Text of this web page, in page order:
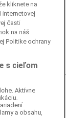
šírenie
kliknete na
internetovej
časti
na náš
Politike ochrany
s cieľom
Aktívne
a obsahu,